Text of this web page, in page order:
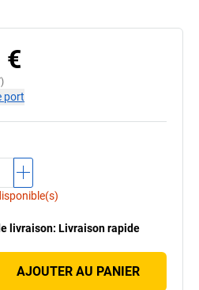
€
port
livraison: Livraison rapide
AJOUTER AU PANIER